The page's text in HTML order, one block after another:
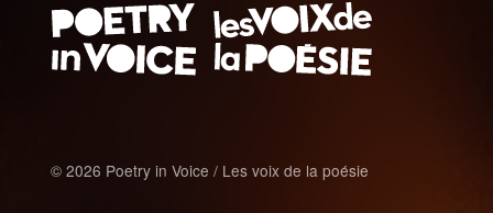
© 2026 Poetry in Voice / Les voix de la poésie